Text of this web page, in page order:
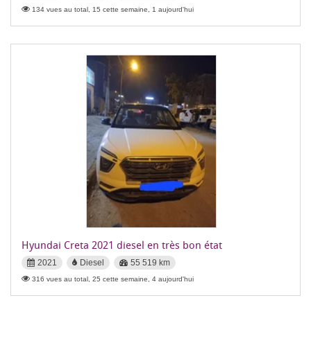
134 vues au total, 15 cette semaine, 1 aujourd'hui
Hyundai Creta 2021 diesel en très bon état
2021 Diesel 55 519 km
316 vues au total, 25 cette semaine, 4 aujourd'hui